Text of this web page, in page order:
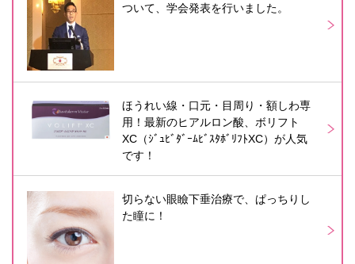
ついて、学会発表を行いました。
ほうれい線・口元・目周り・額しわ専
用！最新のヒアルロン酸、ボリフト
XC（ｼﾞｭﾋﾞﾀﾞｰﾑﾋﾞｽﾀﾎﾞﾘﾌﾄXC）が人気
です！
切らない眼瞼下垂治療で、ぱっちりし
た瞳に！